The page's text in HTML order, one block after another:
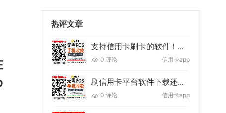
热评文章
支持信用卡刷卡的软件！能把信用卡刷到储蓄卡的app！
0 评论 信用卡app
刷信用卡平台软件下载还能代还信用卡账单！
0 评论 信用卡app